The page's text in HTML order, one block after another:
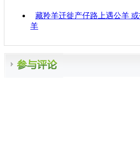
藏羚羊迁徙产仔路上遇公羊
羊